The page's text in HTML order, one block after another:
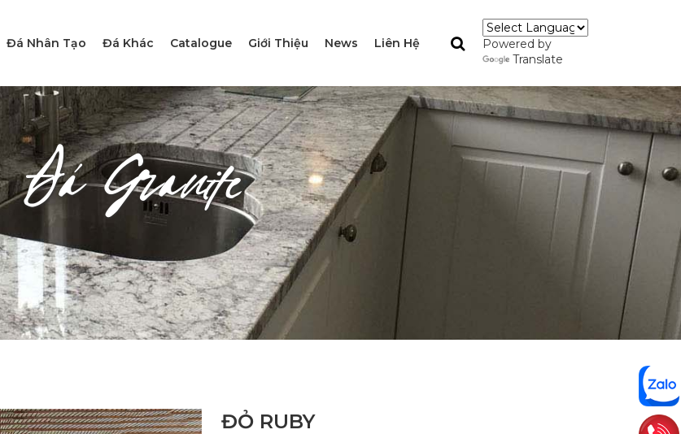
Đá Nhân Tạo Đá Khác Catalogue Giới Thiệu News Liên Hệ
Powered by
Translate
Đá Granite
ĐỎ RUBY